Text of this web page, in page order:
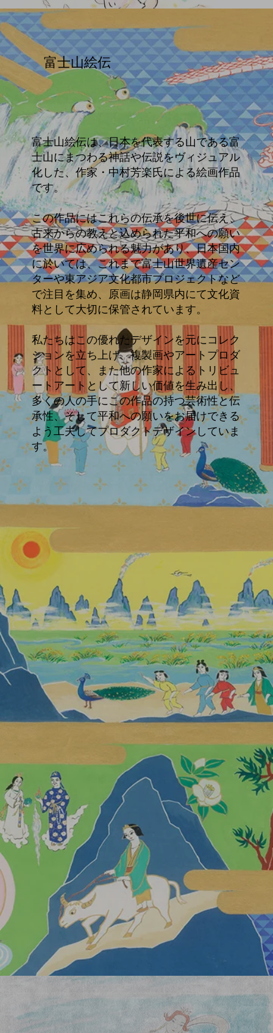
富士山絵伝
富士山絵伝は、日本を代表する山である富
士山にまつわる神話や伝説をヴィジュアル
化した、作家・中村芳楽氏による絵画作品
です。
この作品にはこれらの伝承を後世に伝え、
古来からの教えと込められた平和への願い
を世界に広められる魅力があり、日本国内
に於いては、これまで富士山世界遺産セン
ターや東アジア文化都市プロジェクトなど
で注目を集め、原画は静岡県内にて文化資
料として大切に保管されています。
私たちはこの優れたデザインを元にコレク
ションを立ち上げ、複製画やアートプロダ
クトとして、また他の作家によるトリビュ
ートアートとして新しい価値を生み出し、
多くの人の手にこの作品の持つ芸術性と伝
承性、そして平和への願いをお届けできる
よう工夫してプロダクトデザインしていま
す。